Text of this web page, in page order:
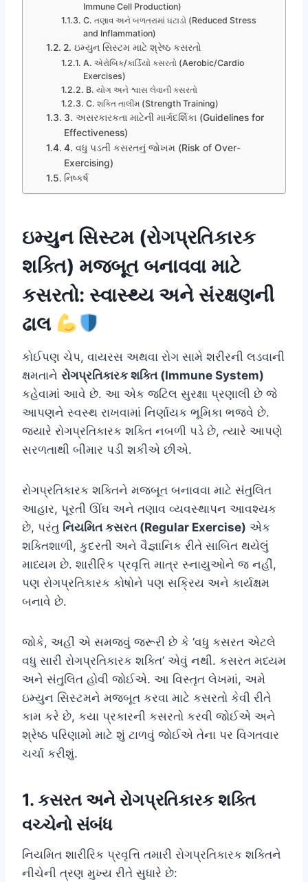
Immune Cell Production)
C. તણાવ અને બળતરામાં ઘટાડો (Reduced Stress
and Inflammation)
2. ઇમ્યુન સિસ્ટમ માટે શ્રેષ્ઠ કસરતો
A. એરોબિક/કાર્ડિયો કસરતો (Aerobic/Cardio
Exercises)
B. યોગ અને શ્વાસ લેવાની કસરતો
C. શક્તિ તાલીમ (Strength Training)
3. અસરકારકતા માટેની માર્ગદર્શિકા (Guidelines for
Effectiveness)
4. વધુ પડતી કસરતનું જોખમ (Risk of Over-
Exercising)
નિષ્કર્ષ
ઇમ્યુન સિસ્ટમ (રોગપ્રતિકારક
શક્તિ) મજબૂત બનાવવા માટે
કસરતો: સ્વાસ્થ્ય અને સંરક્ષણની
ઢાલ
કોઈપણ ચેપ, વાયરસ અથવા રોગ સામે શરીરની લડવાની
ક્ષમતાને રોગપ્રતિકારક શક્તિ (Immune System)
કહેવામાં આવે છે. આ એક જટિલ સુરક્ષા પ્રણાલી છે જે
આપણને સ્વસ્થ રાખવામાં નિર્ણાયક ભૂમિકા ભજવે છે.
જ્યારે રોગપ્રતિકારક શક્તિ નબળી પડે છે, ત્યારે આપણે
સરળતાથી બીમાર પડી શકીએ છીએ.
રોગપ્રતિકારક શક્તિને મજબૂત બનાવવા માટે સંતુલિત
આહાર, પૂરતી ઊંઘ અને તણાવ વ્યવસ્થાપન આવશ્યક
છે, પરંતુ નિયમિત કસરત (Regular Exercise) એક
શક્તિશાળી, કુદરતી અને વૈજ્ઞાનિક રીતે સાબિત થયેલું
માધ્યમ છે. શારીરિક પ્રવૃત્તિ માત્ર સ્નાયુઓને જ નહીં,
પણ રોગપ્રતિકારક કોષોને પણ સક્રિય અને કાર્યક્ષમ
બનાવે છે.
જોકે, અહીં એ સમજવું જરૂરી છે કે ‘વધુ કસરત એટલે
વધુ સારી રોગપ્રતિકારક શક્તિ’ એવું નથી. કસરત મધ્યમ
અને સંતુલિત હોવી જોઈએ. આ વિસ્તૃત લેખમાં, અમે
ઇમ્યુન સિસ્ટમને મજબૂત કરવા માટે કસરતો કેવી રીતે
કામ કરે છે, કયા પ્રકારની કસરતો કરવી જોઈએ અને
શ્રેષ્ઠ પરિણામો માટે શું ટાળવું જોઈએ તેના પર વિગતવાર
ચર્ચા કરીશું.
1. કસરત અને રોગપ્રતિકારક શક્તિ
વચ્ચેનો સંબંધ
નિયમિત શારીરિક પ્રવૃત્તિ તમારી રોગપ્રતિકારક શક્તિને
નીચેની ત્રણ મુખ્ય રીતે સુધારે છે: